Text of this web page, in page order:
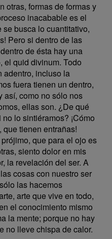
otras, formas de formas y
inacabable es el
busca lo cuantitativo,
Pero si dentro de las
de ésta hay una
el quid divinum. Todo
adentro, incluso la
fuera tienen un dentro,
así, como no sólo nos
ellas son. ¿De qué
lo sintiéramos? ¡Cómo
tienen entrañas!
que para el ojo es
siento dolor en mis
la revelación del ser. A
cosas con nuestro ser
las hacemos
arte que vive en todo,
el conocimiento mismo
la mente; porque no hay
no lleve chispa de calor.